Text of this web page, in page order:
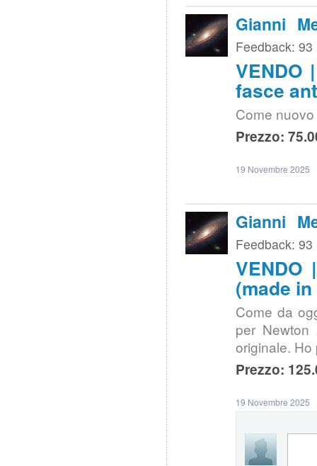
Gianni
Feedback: 93
VENDO
fasce
Come
Prezzo:
19 Novembre 2025
Gianni
Feedback: 93
VENDO
(made
Come da
per
originale.
Prezzo:
19 Novembre 2025